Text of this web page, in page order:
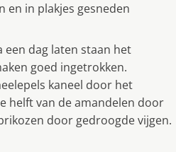
en in plakjes gesneden
een dag laten staan het
goed ingetrokken.
kaneel door het
helft van de amandelen door
door gedroogde vijgen.